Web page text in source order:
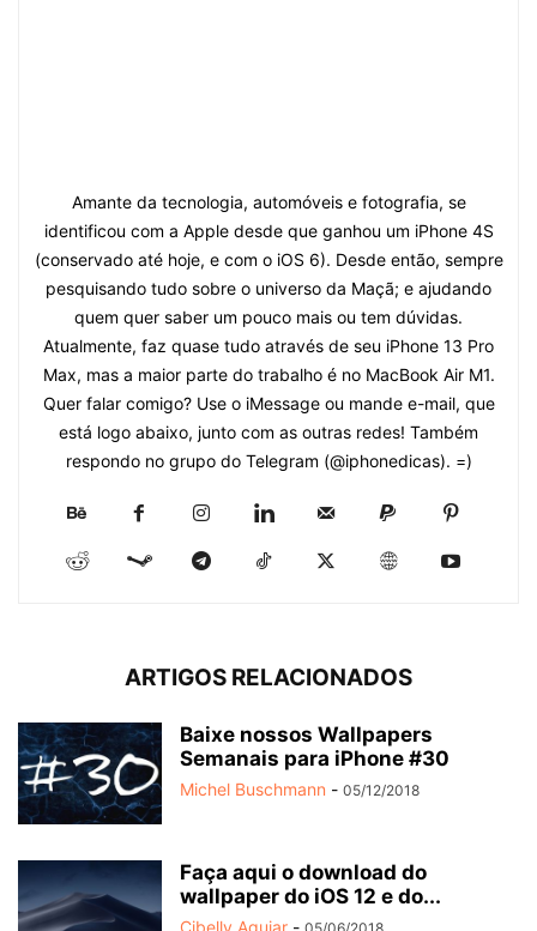
Amante da tecnologia, automóveis e fotografia, se
identificou com a Apple desde que ganhou um iPhone 4S
(conservado até hoje, e com o iOS 6). Desde então, sempre
pesquisando tudo sobre o universo da Maçã; e ajudando
quem quer saber um pouco mais ou tem dúvidas.
Atualmente, faz quase tudo através de seu iPhone 13 Pro
Max, mas a maior parte do trabalho é no MacBook Air M1.
Quer falar comigo? Use o iMessage ou mande e-mail, que
está logo abaixo, junto com as outras redes! Também
respondo no grupo do Telegram (@iphonedicas). =)
ARTIGOS RELACIONADOS
Baixe nossos Wallpapers
Semanais para iPhone #30
Michel Buschmann - 05/12/2018
Faça aqui o download do
wallpaper do iOS 12 e do...
Cibelly Aguiar -